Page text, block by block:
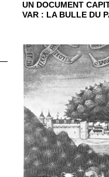
UN DOCUMENT
VAR : LA BULLE DU